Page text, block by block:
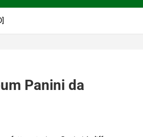
Panini da